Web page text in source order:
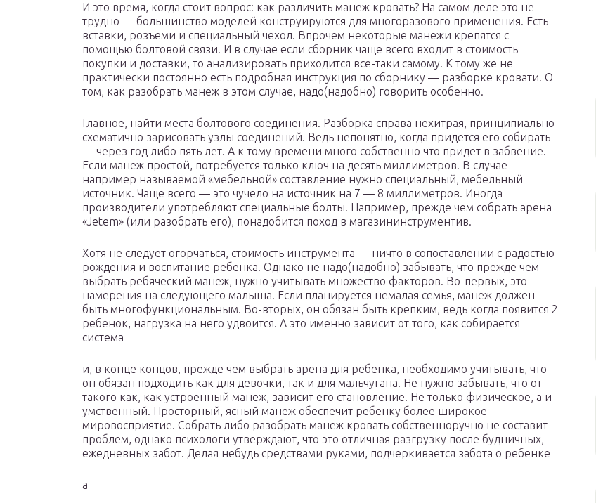
И это время, когда стоит вопрос: как различить манеж кровать? На самом деле это не
трудно — большинство моделей конструируются для многоразового применения. Есть
вставки, розъеми и специальный чехол. Впрочем некоторые манежи крепятся с
помощью болтовой связи. И в случае если сборник чаще всего входит в стоимость
покупки и доставки, то анализировать приходится все-таки самому. К тому же не
практически постоянно есть подробная инструкция по сборнику — разборке кровати. О
том, как разобрать манеж в этом случае, надо(надобно) говорить особенно.
Главное, найти места болтового соединения. Разборка справа нехитрая, принципиально
схематично зарисовать узлы соединений. Ведь непонятно, когда придется его собирать
— через год либо пять лет. А к тому времени много собственно что придет в забвение.
Если манеж простой, потребуется только ключ на десять миллиметров. В случае
например называемой «мебельной» составление нужно специальный, мебельный
источник. Чаще всего — это чучело на источник на 7 — 8 миллиметров. Иногда
производители употребляют специальные болты. Например, прежде чем собрать арена
«Jetem» (или разобрать его), понадобится поход в магазининструментив.
Хотя не следует огорчаться, стоимость инструмента — ничто в сопоставлении с радостью
рождения и воспитание ребенка. Однако не надо(надобно) забывать, что прежде чем
выбрать ребяческий манеж, нужно учитывать множество факторов. Во-первых, это
намерения на следующего малыша. Если планируется немалая семья, манеж должен
быть многофункциональным. Во-вторых, он обязан быть крепким, ведь когда появится 2
ребенок, нагрузка на него удвоится. А это именно зависит от того, как собирается
система
и, в конце концов, прежде чем выбрать арена для ребенка, необходимо учитывать, что
он обязан подходить как для девочки, так и для мальчугана. Не нужно забывать, что от
такого как, как устроенный манеж, зависит его становление. Не только физическое, а и
умственный. Просторный, ясный манеж обеспечит ребенку более широкое
мировосприятие. Собрать либо разобрать манеж кровать собственноручно не составит
проблем, однако психологи утверждают, что это отличная разгрузку после будничных,
ежедневных забот. Делая небудь средствами руками, подчеркивается забота о ребенке
a